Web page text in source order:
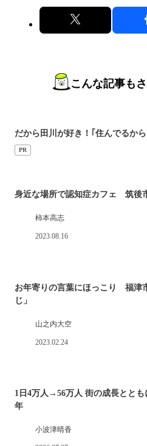
こんな記事も
だから田川が好き！｢住んでるか
PR
身近な場所で認知症カフェ 筑後
柿本高志
2023.08.16
お年寄りの言葉にほっこり 福津
じ」
山之内大空
2023.02.24
1日4万人→56万人 街の成長とと
年
小波津晴香